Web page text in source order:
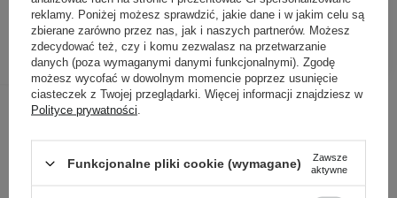
DODAJ DO KOSZYKA
Inni klienci sprawdzali również
reklamy. Poniżej możesz sprawdzić, jakie dane i w jakim celu są
zbierane zarówno przez nas, jak i naszych partnerów. Możesz
zdecydować też, czy i komu zezwalasz na przetwarzanie
danych (poza wymaganymi danymi funkcjonalnymi). Zgodę
możesz wycofać w dowolnym momencie poprzez usunięcie
ciasteczek z Twojej przeglądarki. Więcej informacji znajdziesz w
Polityce prywatności
Funkcjonalne pliki cookie (wymagane)
Zawsze
aktywne